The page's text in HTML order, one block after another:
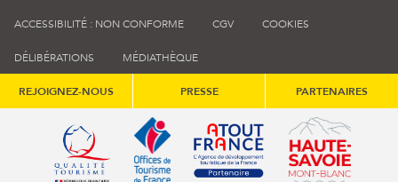
ACCESSIBILITÉ : NON CONFORME CGV COOKIES
DÉLIBÉRATIONS MÉDIATHÈQUE
REJOIGNEZ-NOUS PRESSE PARTENAIRES
Qualité tourisme (s'ouvre dans une nouvelle fenêtre)
Office de tourisme de France (s'ouvre
Atout France (s'ouvre dans